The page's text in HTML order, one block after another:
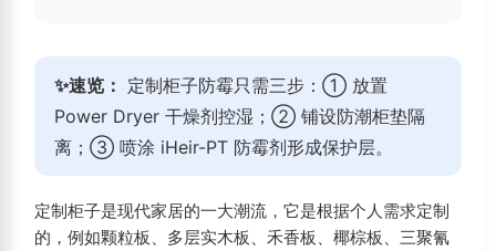
✨速览： 定制柜子防霉只需三步：① 放置
Power Dryer 干燥剂控湿；② 铺设防潮柜垫隔
离；③ 喷涂 iHeir-PT 防霉剂形成保护层。
定制柜子是现代家居的一大潮流，它是根据个人需求定制
的，例如颗粒板、多层实木板、禾香板、椰棕板、三聚氰